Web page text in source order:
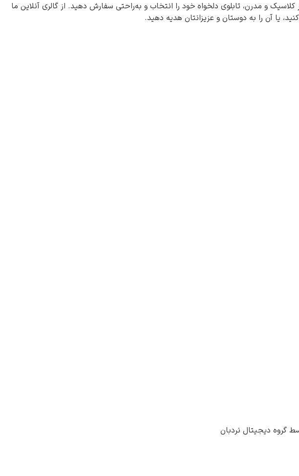
کلاسیک و مدرن، تابلوی دلخواه خود را انتخاب و به‌راحتی سفارش دهید. از گالری آنلاین ما
یا آن را به دوستان و عزیزانتان هدیه دهید.
گروه دیجیتال نردبان